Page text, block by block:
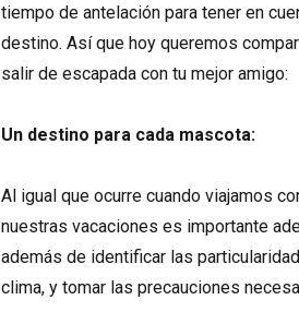
tiempo de antelación para tener en
destino. Así que hoy queremos
salir de escapada con tu mejor amigo:
Un destino para cada mascota:
Al igual que ocurre cuando viajamos
nuestras vacaciones es importante
además de identificar las
clima, y tomar las precauciones